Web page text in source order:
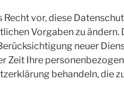
vor, diese
Vorgaben zu ändern.
neuer
Zeit Ihre
behandeln, die